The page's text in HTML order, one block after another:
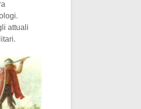
attuali